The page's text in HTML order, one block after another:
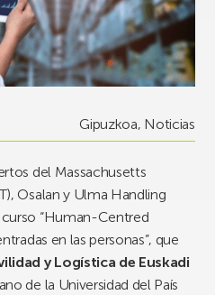
Gipuzkoa, Noticias
del Massachusetts
Osalan y Ulma Handling
“Human-Centred
en las personas”, que
y Logística de Euskadi
de la Universidad del País